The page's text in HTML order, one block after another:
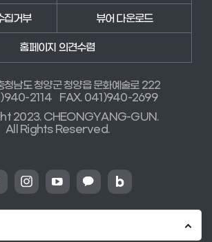
남도 청양군 청양읍 문화예술로 222
2114
FAX. 041)940-2699
2023. CHEONGYANG-GUN.
All Rights Reserved.
집거부 뷰어 다운로드
홈페이지 의견수렴